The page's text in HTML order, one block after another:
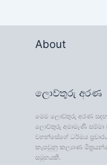
About
ලොව්තුරු අරණ
මෙම ලොව්තුරු අරණ
ලොව්තුරු අමාමෑණී සම්මා
වහන්සේගේ ධර්මය
කැපවුනු කල්‍යාණ
සමුහයකි.